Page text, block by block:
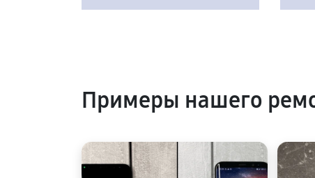
Примеры нашего